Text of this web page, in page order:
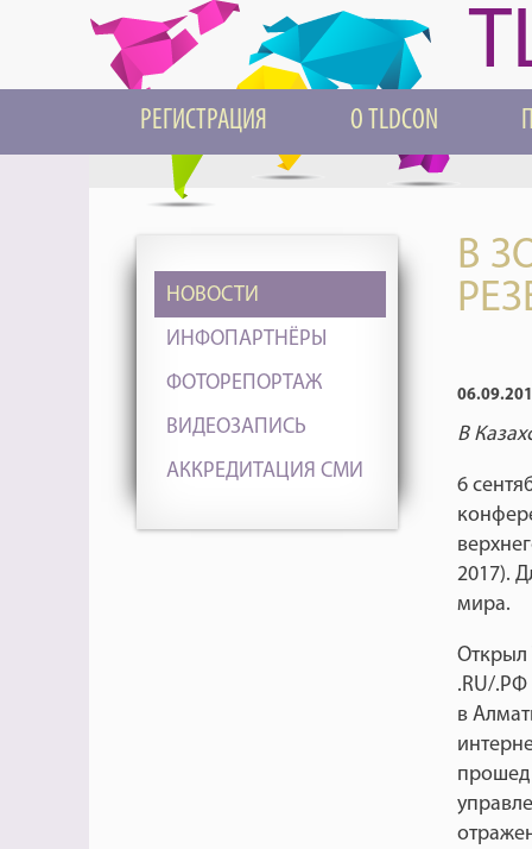
РЕГИСТРАЦИЯ О TLDCON
НОВОСТИ
ИНФОПАРТНЁРЫ
ФОТОРЕПОРТАЖ
ВИДЕОЗАПИСЬ
АККРЕДИТАЦИЯ СМИ
В
В
6
2017).
мира.
Открыл
.RU/.РФ
в